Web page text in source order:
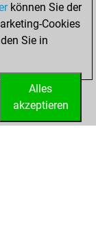
können Sie der
Cookies
Sie in
Alles
akzeptieren